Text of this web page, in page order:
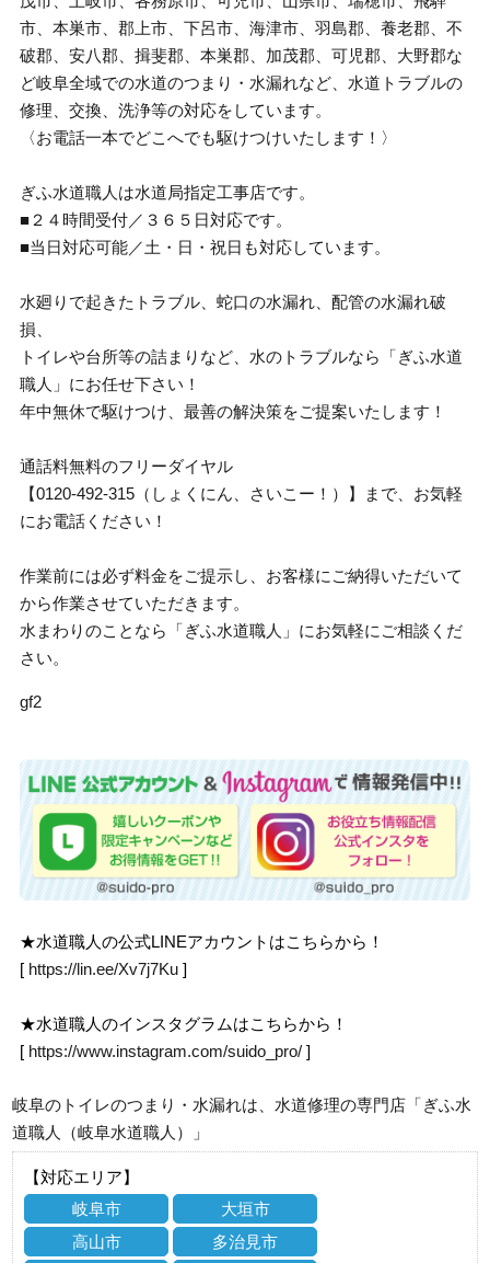
市、本巣市、郡上市、下呂市、海津市、羽島郡、養老郡、不
破郡、安八郡、揖斐郡、本巣郡、加茂郡、可児郡、大野郡な
ど岐阜全域での水道のつまり・水漏れなど、水道トラブルの
修理、交換、洗浄等の対応をしています。
〈お電話一本でどこへでも駆けつけいたします！〉
ぎふ水道職人は水道局指定工事店です。
■２４時間受付／３６５日対応です。
■当日対応可能／土・日・祝日も対応しています。
水廻りで起きたトラブル、蛇口の水漏れ、配管の水漏れ破
損、
トイレや台所等の詰まりなど、水のトラブルなら「ぎふ水道
職人」にお任せ下さい！
年中無休で駆けつけ、最善の解決策をご提案いたします！
通話料無料のフリーダイヤル
【0120-492-315（しょくにん、さいこー！）】まで、お気軽
にお電話ください！
作業前には必ず料金をご提示し、お客様にご納得いただいて
から作業させていただきます。
水まわりのことなら「ぎふ水道職人」にお気軽にご相談くだ
さい。
gf2
★水道職人の公式LINEアカウントはこちらから！
[ https://lin.ee/Xv7j7Ku ]
★水道職人のインスタグラムはこちらから！
[ https://www.instagram.com/suido_pro/ ]
岐阜のトイレのつまり・水漏れは、水道修理の専門店「ぎふ水
道職人（岐阜水道職人）」
【対応エリア】
岐阜市
大垣市
高山市
多治見市